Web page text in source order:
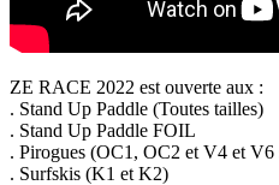
ZE RACE 2022 est ouverte aux :
. Stand Up Paddle (Toutes tailles)
. Stand Up Paddle FOIL
. Pirogues (OC1, OC2 et V4 et V6
. Surfskis (K1 et K2)